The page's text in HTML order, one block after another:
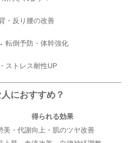
・反り腰の改善
転倒予防・体幹強化
ストレス耐性UP
におすすめ？
得られる効果
美・代謝向上・肌のツヤ改善